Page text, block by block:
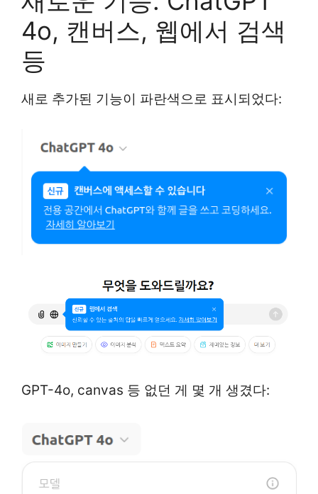
4o, 캔버스, 웹에서 검색
등
새로 추가된 기능이 파란색으로 표시되었다:
GPT-4o, canvas 등 없던 게 몇 개 생겼다: